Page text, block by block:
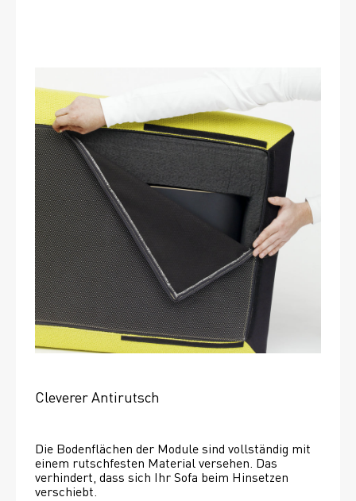
Cleverer Antirutsch
Die Bodenflächen der Module sind vollständig mit
einem rutschfesten Material versehen. Das
verhindert, dass sich Ihr Sofa beim Hinsetzen
verschiebt.